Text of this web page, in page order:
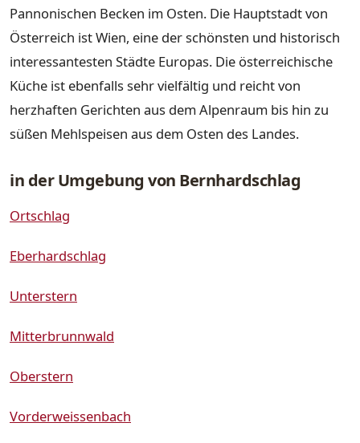
Pannonischen Becken im Osten. Die Hauptstadt von
Österreich ist Wien, eine der schönsten und historisch
interessantesten Städte Europas. Die österreichische
Küche ist ebenfalls sehr vielfältig und reicht von
herzhaften Gerichten aus dem Alpenraum bis hin zu
süßen Mehlspeisen aus dem Osten des Landes.
in der Umgebung von Bernhardschlag
Ortschlag
Eberhardschlag
Unterstern
Mitterbrunnwald
Oberstern
Vorderweissenbach